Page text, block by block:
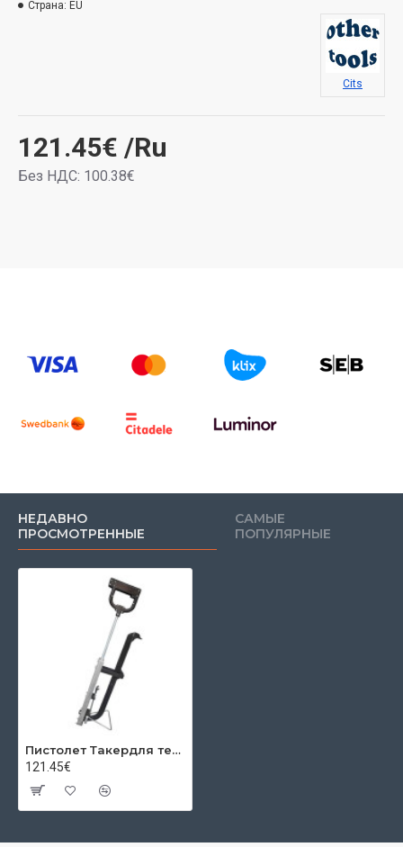
121.45€ /Ru
Без НДС: 100.38€
Страна: EU
Cits
НЕДАВНО
ПРОСМОТРЕННЫЕ
САМЫЕ
ПОПУЛЯРНЫЕ
Пистолет Такердля теплых полов
121.45€